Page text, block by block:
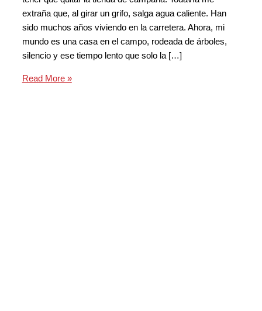
extraña que, al girar un grifo, salga agua caliente. Han
sido muchos años viviendo en la carretera. Ahora, mi
mundo es una casa en el campo, rodeada de árboles,
silencio y ese tiempo lento que solo la […]
Read More »